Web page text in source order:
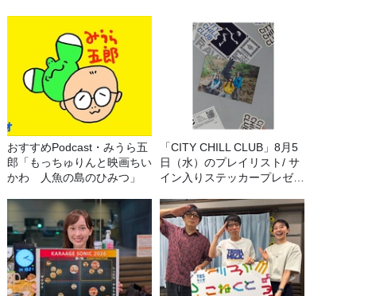
おすすめPodcast・みうら五
郎「もっちゅりんと映画ちい
かわ 人魚の島のひみつ」
「CITY CHILL CLUB」8月5
日（水）のプレイリスト/ サ
イン入りステッカープレゼン